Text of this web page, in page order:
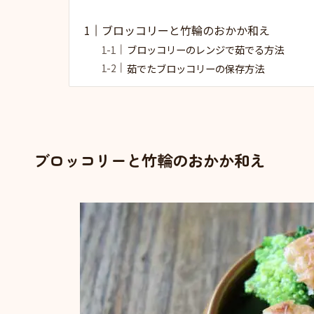
ブロッコリーと竹輪のおかか和え
ブロッコリーのレンジで茹でる方法
茹でたブロッコリーの保存方法
ブロッコリーと竹輪のおかか和え